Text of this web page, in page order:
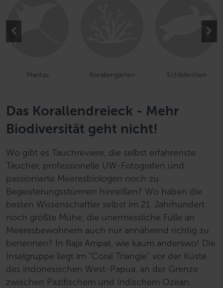
Mantas Korallengärten Schildkröten
Das Korallendreieck - Mehr
Biodiversität geht nicht!
Wo gibt es Tauchreviere, die selbst erfahrenste
Taucher, professionelle UW-Fotografen und
passionierte Meeresbiologen noch zu
Begeisterungsstürmen hinreißen? Wo haben die
besten Wissenschaftler selbst im 21. Jahrhundert
noch größte Mühe, die unermessliche Fülle an
Meeresbewohnern auch nur annähernd richtig zu
benennen? In Raja Ampat, wie kaum anderswo! Die
Inselgruppe liegt im "Coral Triangle" vor der Küste
des indonesischen West-Papua, an der Grenze
zwischen Pazifischem und Indischem Ozean.